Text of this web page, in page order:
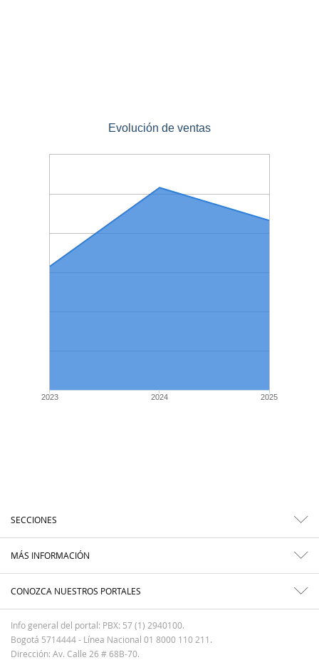
Evolución de ventas
2023 2024 2025
SECCIONES
MÁS INFORMACIÓN
CONOZCA NUESTROS PORTALES
Info general del portal: PBX: 57 (1) 2940100.
Bogotá 5714444 - Línea Nacional 01 8000 110 211.
Dirección: Av. Calle 26 # 68B-70.